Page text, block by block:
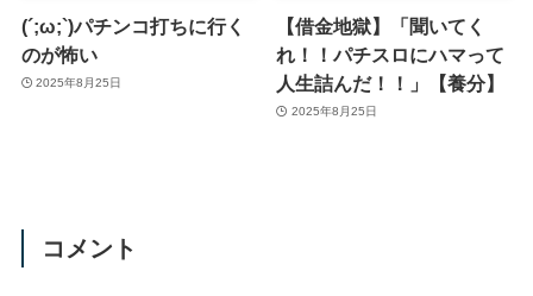
(´;ω;`)パチンコ打ちに行く
のが怖い
2025年8月25日
【借金地獄】「聞いてく
れ！！パチスロにハマって
人生詰んだ！！」【養分】
2025年8月25日
コメント